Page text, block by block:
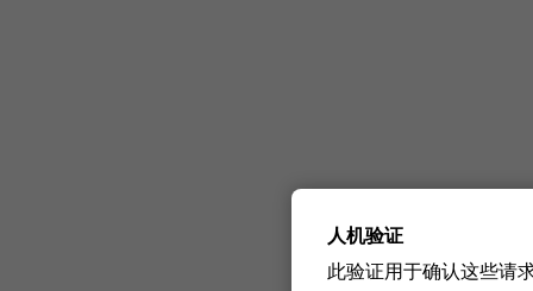
人机验证
此验证用于确认这些请